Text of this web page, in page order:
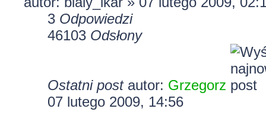
3 Odpowiedzi
46103 Odsłony
Ostatni post autor: Grzegorz
07 lutego 2009, 14:56